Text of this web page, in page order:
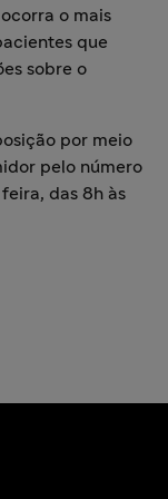
o mais
que
sobre o
por meio
pelo número
das 8h às